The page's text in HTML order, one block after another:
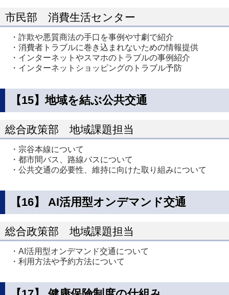
市民部 消費生活センター
・詐欺や悪質商法の手口を事例や寸劇で紹介
・消費者トラブルに巻き込まれないための情報提供
・インターネットやスマホのトラブルの事例紹介
・インターネットショッピングのトラブル予防
【15】地域を結ぶ公共交通
総合政策部 地域課題担当
・宗谷本線について
・都市間バス、路線バスについて
・公共交通の必要性、維持に向けた取り組みについて
【16】 AI活用型オンデマンド交通
総合政策部 地域課題担当
・AI活用型オンデマンド交通について
・利用方法や予約方法について